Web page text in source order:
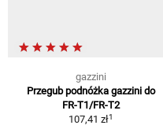
gazzini
Przegub podnóżka gazzini do
FR-T1/FR-T2
107,41 zł1